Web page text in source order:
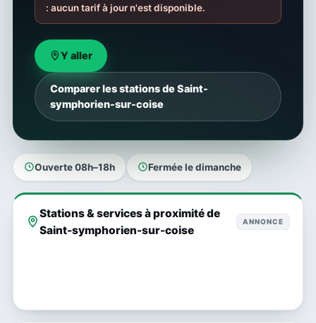
: aucun tarif à jour n'est disponible.
Y aller
Comparer les stations de Saint-
symphorien-sur-coise
Ouverte 08h–18h Fermée le dimanche
Stations & services à proximité de
Saint-symphorien-sur-coise
ANNONCE